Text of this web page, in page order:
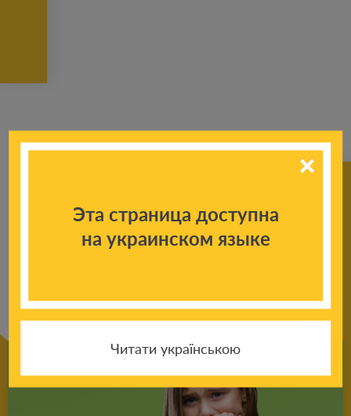
К другим
Эта страница доступна
на украинском языке
Читати українською